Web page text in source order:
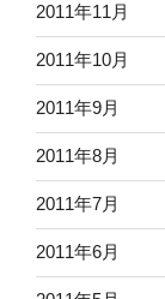
2011年11月
2011年10月
2011年9月
2011年8月
2011年7月
2011年6月